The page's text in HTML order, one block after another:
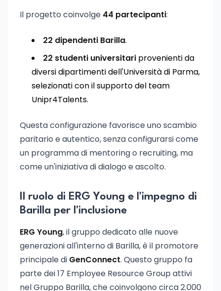
Il progetto coinvolge 44 partecipanti:
22 dipendenti Barilla.
22 studenti universitari provenienti da
diversi dipartimenti dell'Università di Parma,
selezionati con il supporto del team
Unipr4Talents.
Questa configurazione favorisce uno scambio
paritario e autentico, senza configurarsi come
un programma di mentoring o recruiting, ma
come un'iniziativa di dialogo e ascolto.
Il ruolo di ERG Young e l'impegno di
Barilla per l'inclusione
ERG Young, il gruppo dedicato alle nuove
generazioni all'interno di Barilla, è il promotore
principale di GenConnect. Questo gruppo fa
parte dei 17 Employee Resource Group attivi
nel Gruppo Barilla, che coinvolgono circa 2.000